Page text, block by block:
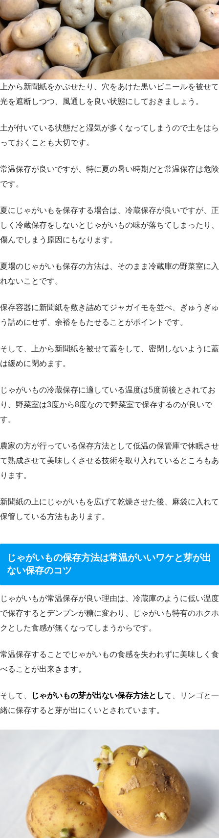
上から新聞紙をかぶせたり、穴をあけた黒いビニールを被せて
光を遮断しつつ、風通しを良い状態にしておきましょう。
土が付いている状態だと湿気が多くなってしまうので土をはら
っておくことも大切です。
常温保存が良いですが、特に夏の暑い時期だと常温保存は危険
です。
夏にじゃがいもを保存する場合は、冷蔵保存が良いですが、正
しく冷蔵保存をしないとじゃがいもの味が落ちてしまったり、
傷んでしまう原因にもなります。
夏場のじゃがいも保存の方法は、そのまま冷蔵庫の野菜室に入
れないことです。
保存容器に新聞紙を敷き詰めてジャガイモを並べ、ぎゅうぎゅ
う詰めにせず、余裕をもたせることがポイントです。
そして、上から新聞紙を被せて蓋をして、密閉しないように蓋
は緩めに閉めます。
じゃがいもの冷蔵保存に適している温度は5度前後とされてお
り、野菜室は3度から8度なので野菜室で保存するのが良いで
す。
農家の方が行っている保存方法として低温の保管庫で休眠させ
て熟成させて美味しくさせる技術を取り入れているところもあ
ります。
新聞紙の上にじゃがいもを広げて乾燥させた後、麻袋に入れて
保管している方法もあります。
じゃがいもの保存方法は常温がいいワケと芽が出
ない保存のコツ
じゃがいもが常温保存が良い理由は、冷蔵庫のように低い温度
で保存するとデンプンが糖に変わり、じゃがいも特有のホクホ
クとした食感が無くなってしまうからです。
常温保存することでじゃがいもの食感を失われずに美味しく食
べることが出来きます。
そして、 じゃがいもの芽が出ない保存方法として、リンゴと一
緒に保存すると芽が出にくいとされています。